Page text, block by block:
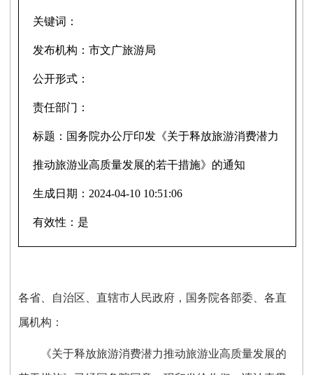
关键词：
发布机构：市文广旅游局
公开形式：
责任部门：
标题： 国务院办公厅印发《关于释放旅游消费潜力
推动旅游业高质量发展的若干措施》的通知
生成日期： 2024-04-10 10:51:06
有效性： 是
各省、自治区、直辖市人民政府，国务院各部委、各直
属机构：
《关于释放旅游消费潜力推动旅游业高质量发展的